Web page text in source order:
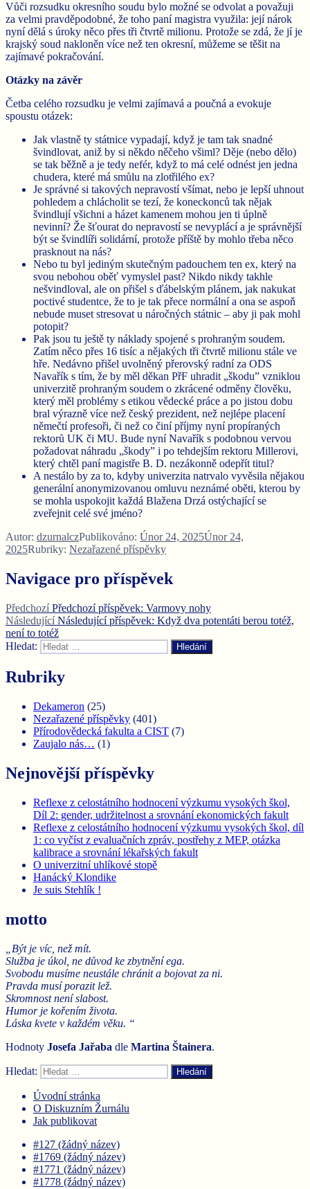
Vůči rozsudku okresního soudu bylo možné se odvolat a považuji
za velmi pravděpodobné, že toho paní magistra využila: její nárok
nyní dělá s úroky něco přes tři čtvrtě milionu. Protože se zdá, že jí je
krajský soud nakloněn více než ten okresní, můžeme se těšit na
zajímavé pokračování.
Otázky na závěr
Četba celého rozsudku je velmi zajímavá a poučná a evokuje
spoustu otázek:
Jak vlastně ty státnice vypadají, když je tam tak snadné
švindlovat, aniž by si někdo něčeho všiml? Děje (nebo dělo)
se tak běžně a je tedy nefér, když to má celé odnést jen jedna
chudera, které má smůlu na zlotřilého ex?
Je správné si takových nepravostí všímat, nebo je lepší uhnout
pohledem a chlácholit se tezí, že koneckonců tak nějak
švindlují všichni a házet kamenem mohou jen ti úplně
nevinní? Že šťourat do nepravostí se nevyplácí a je správnější
být se švindlíři solidární, protože příště by mohlo třeba něco
prasknout na nás?
Nebo tu byl jediným skutečným padouchem ten ex, který na
svou nebohou oběť vymyslel past? Nikdo nikdy takhle
nešvindloval, ale on přišel s ďábelským plánem, jak nakukat
poctivé studentce, že to je tak přece normální a ona se aspoň
nebude muset stresovat u náročných státnic – aby ji pak mohl
potopit?
Pak jsou tu ještě ty náklady spojené s prohraným soudem.
Zatím něco přes 16 tisíc a nějakých tři čtvrtě milionu stále ve
hře. Nedávno přišel uvolněný přerovský radní za ODS
Navařík s tím, že by měl děkan PřF uhradit „škodu” vzniklou
univerzitě prohraným soudem o zkrácené odměny člověku,
který měl problémy s etikou vědecké práce a po jistou dobu
bral výrazně více než český prezident, než nejlépe placení
němečtí profesoři, či než co činí příjmy nyní propíraných
rektorů UK či MU. Bude nyní Navařík s podobnou vervou
požadovat náhradu „škody” i po tehdejším rektoru Millerovi,
který chtěl paní magistře B. D. nezákonně odepřít titul?
A nestálo by za to, kdyby univerzita natrvalo vyvěsila nějakou
generální anonymizovanou omluvu neznámé oběti, kterou by
se mohla uspokojit každá Blažena Drzá ostýchající se
zveřejnit celé své jméno?
Autor: dzurnalczPublikováno: Únor 24, 2025Únor 24,
2025Rubriky: Nezařazené příspěvky
Navigace pro příspěvek
Předchozí Předchozí příspěvek: Varmovy nohy
Následující Následující příspěvek: Když dva potentáti berou totéž,
není to totéž
Hledat:
Hledání
Rubriky
Dekameron (25)
Nezařazené příspěvky (401)
Přírodovědecká fakulta a CIST (7)
Zaujalo nás… (1)
Nejnovější příspěvky
Reflexe z celostátního hodnocení výzkumu vysokých škol,
Díl 2: gender, udržitelnost a srovnání ekonomických fakult
Reflexe z celostátního hodnocení výzkumu vysokých škol, díl
1: co vyčíst z evaluačních zpráv, postřehy z MEP, otázka
kalibrace a srovnání lékařských fakult
O univerzitní uhlíkové stopě
Hanácký Klondike
Je suis Stehlík !
motto
„Být je víc, než mít.
Služba je úkol, ne důvod ke zbytnění ega.
Svobodu musíme neustále chránit a bojovat za ni.
Pravda musí porazit lež.
Skromnost není slabost.
Humor je kořením života.
Láska kvete v každém věku. “
Hodnoty Josefa Jařaba dle Martina Štainera.
Hledat: Hledání
Úvodní stránka
O Diskuzním Žurnálu
Jak publikovat
#127 (žádný název)
#1769 (žádný název)
#1771 (žádný název)
#1778 (žádný název)